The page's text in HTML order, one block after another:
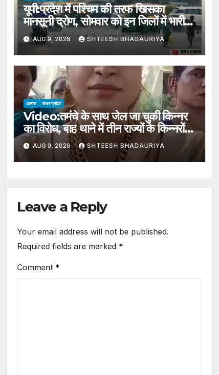
यूपी:प्रदेश में पश्चिम की तरफ खिसका
मानसूनी द्रोण, सोमवार को इन जिलों में भारी
बारिश की चेतावनी – Up: Monsoon
Trough Shifts Westward In
The State, Heavy Rain
Warning In These Districts On
Monday
AUG 9, 2026 SHTEESH BHADAURIYA
आगरा उत्तर प्रदेश
Video:तमंचे के साथ जेल जा चुकी किन्नर
का विरोध, बाह थाने में तीन राज्यों के किन्नरों
का जमघट – Protest By
Transgender Person
Previously Jailed With
Individuals From Three States
At Bah Police Station
AUG 9, 2026 SHTEESH BHADAURIYA
Leave a Reply
Your email address will not be published.
Required fields are marked *
Comment *